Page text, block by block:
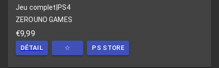
Jeu complet PS4
ZEROUNO GAMES
€9,99
DÉTAIL ☆ PS STORE